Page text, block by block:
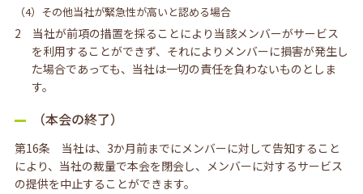
（4）その他当社が緊急性が高いと認める場合
2 当社が前項の措置を採ることにより当該メンバーがサービス
を利用することができず、それによりメンバーに損害が発生し
た場合であっても、当社は一切の責任を負わないものとしま
す。
（本会の終了）
第16条 当社は、3か月前までにメンバーに対して告知すること
により、当社の裁量で本会を閉会し、メンバーに対するサービス
の提供を中止することができます。